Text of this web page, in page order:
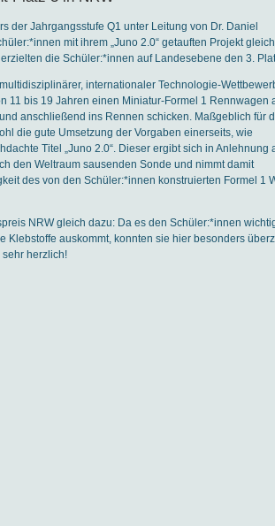
der Jahrgangsstufe Q1 unter Leitung von Dr. Daniel
mit ihrem „Juno 2.0“ getauften Projekt
die Schüler:*innen auf Landesebene den 3.
internationaler Technologie-
11 bis 19 Jahren einen Miniatur-Formel 1 Rennwagen
anschließend ins Rennen schicken. Maßgeblich für
die gute Umsetzung der Vorgaben einerseits, wie
Titel „Juno 2.0“. Dieser ergibt sich in Anlehnung
den Weltraum sausenden Sonde und nimmt damit
des von den Schüler:*innen konstruierten Formel 1
NRW gleich dazu: Da es den Schüler:*innen
Klebstoffe auskommt, konnten sie hier besonders
herzlich!